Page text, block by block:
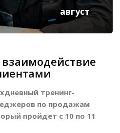
август
тренинг-
по продажам
пройдет с 10 по 11